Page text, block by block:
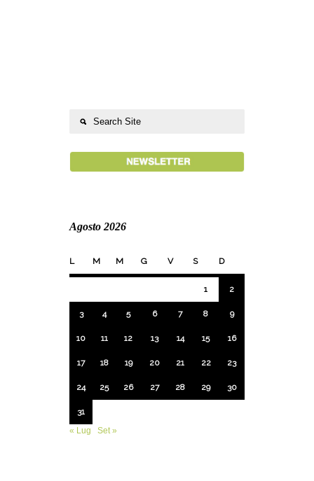
Agosto 2026
L M M G V S D
1 2
3 4 5 6 7 8 9
10 11 12 13 14 15 16
17 18 19 20 21 22 23
24 25 26 27 28 29 30
31
« Lug
Set »